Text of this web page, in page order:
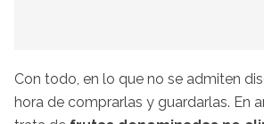
Con todo, en lo que no se admiten
hora de comprarlas y guardarlas. En